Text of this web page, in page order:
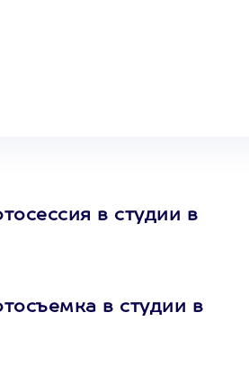
в студии в
в студии в